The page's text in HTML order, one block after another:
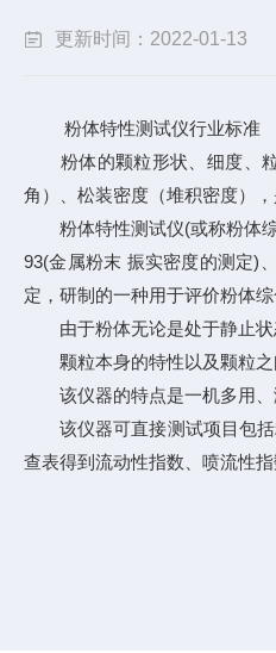
更新时间：2022-01-13
粉体特性测试仪行业标准
粉体的颗粒形状、细度、粒
角）、松装密度（堆积密度）
粉体特性测试仪(或称粉体综
93(金属粉末 振实密度的测定)
定，研制的一种用于评价粉体
由于粉体无论是处于静止状
颗粒本身的特性以及颗粒之
该仪器的特点是一机多用、
该仪器可直接测试项目包括
查表得到流动性指数、喷流性指